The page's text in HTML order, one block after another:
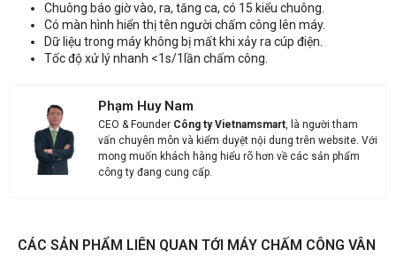
Chuông báo giờ vào, ra, tăng ca, có 15 kiểu chuông.
Có màn hình hiển thị tên người chấm công lên máy.
Dữ liệu trong máy không bị mất khi xảy ra cúp điện.
Tốc độ xử lý nhanh <1s/1lần chấm công.
Phạm Huy Nam
CEO & Founder Công ty Vietnamsmart, là người tham
vấn chuyên môn và kiểm duyệt nội dung trên website. Với
mong muốn khách hàng hiểu rõ hơn về các sản phẩm
công ty đang cung cấp.
CÁC SẢN PHẨM LIÊN QUAN TỚI MÁY CHẤM CÔNG VÂN